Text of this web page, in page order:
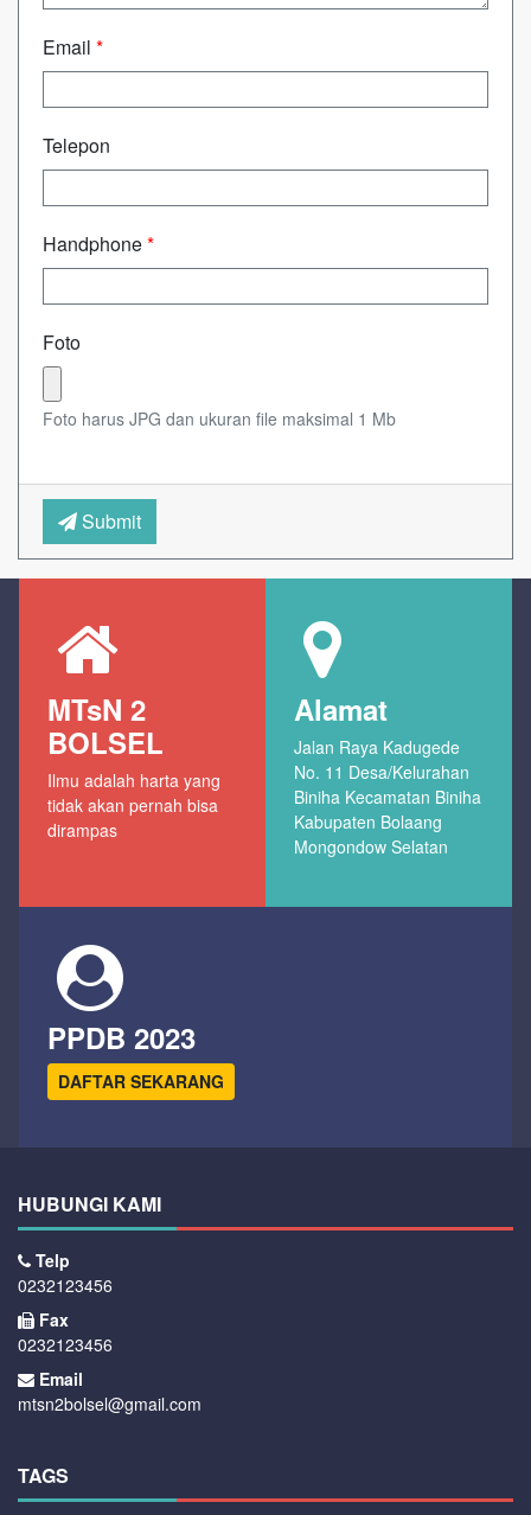
Email *
Telepon
Handphone*
Foto
Foto harus JPG dan ukuran file maksimal 1 Mb
Submit
MTsN 2
BOLSEL
Ilmu adalah harta yang
tidak akan pernah bisa
dirampas
Alamat
Jalan Raya Kadugede
No. 11 Desa/Kelurahan
Biniha Kecamatan Biniha
Kabupaten Bolaang
Mongondow Selatan
PPDB 2023
DAFTAR SEKARANG
HUBUNGI KAMI
Telp
0232123456
Fax
0232123456
Email
mtsn2bolsel@gmail.com
TAGS